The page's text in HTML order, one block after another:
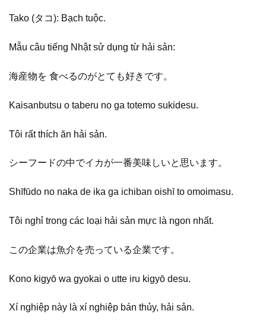
Tako (タコ): Bạch tuộc.
Mẫu câu tiếng Nhật sử dụng từ hải sản:
海産物を 食べるのがとても好きです。
Kaisanbutsu o taberu no ga totemo sukidesu.
Tôi rất thích ăn hải sản.
シーフードの中でイカが一番美味しいと思います。
Shīfūdo no naka de ika ga ichiban oishī to omoimasu.
Tôi nghỉ trong các loại hải sản mực là ngon nhất.
この企業は魚介を売っている企業です。
Kono kigyō wa gyokai o utte iru kigyō desu.
Xí nghiệp này là xí nghiệp bán thủy, hải sản.